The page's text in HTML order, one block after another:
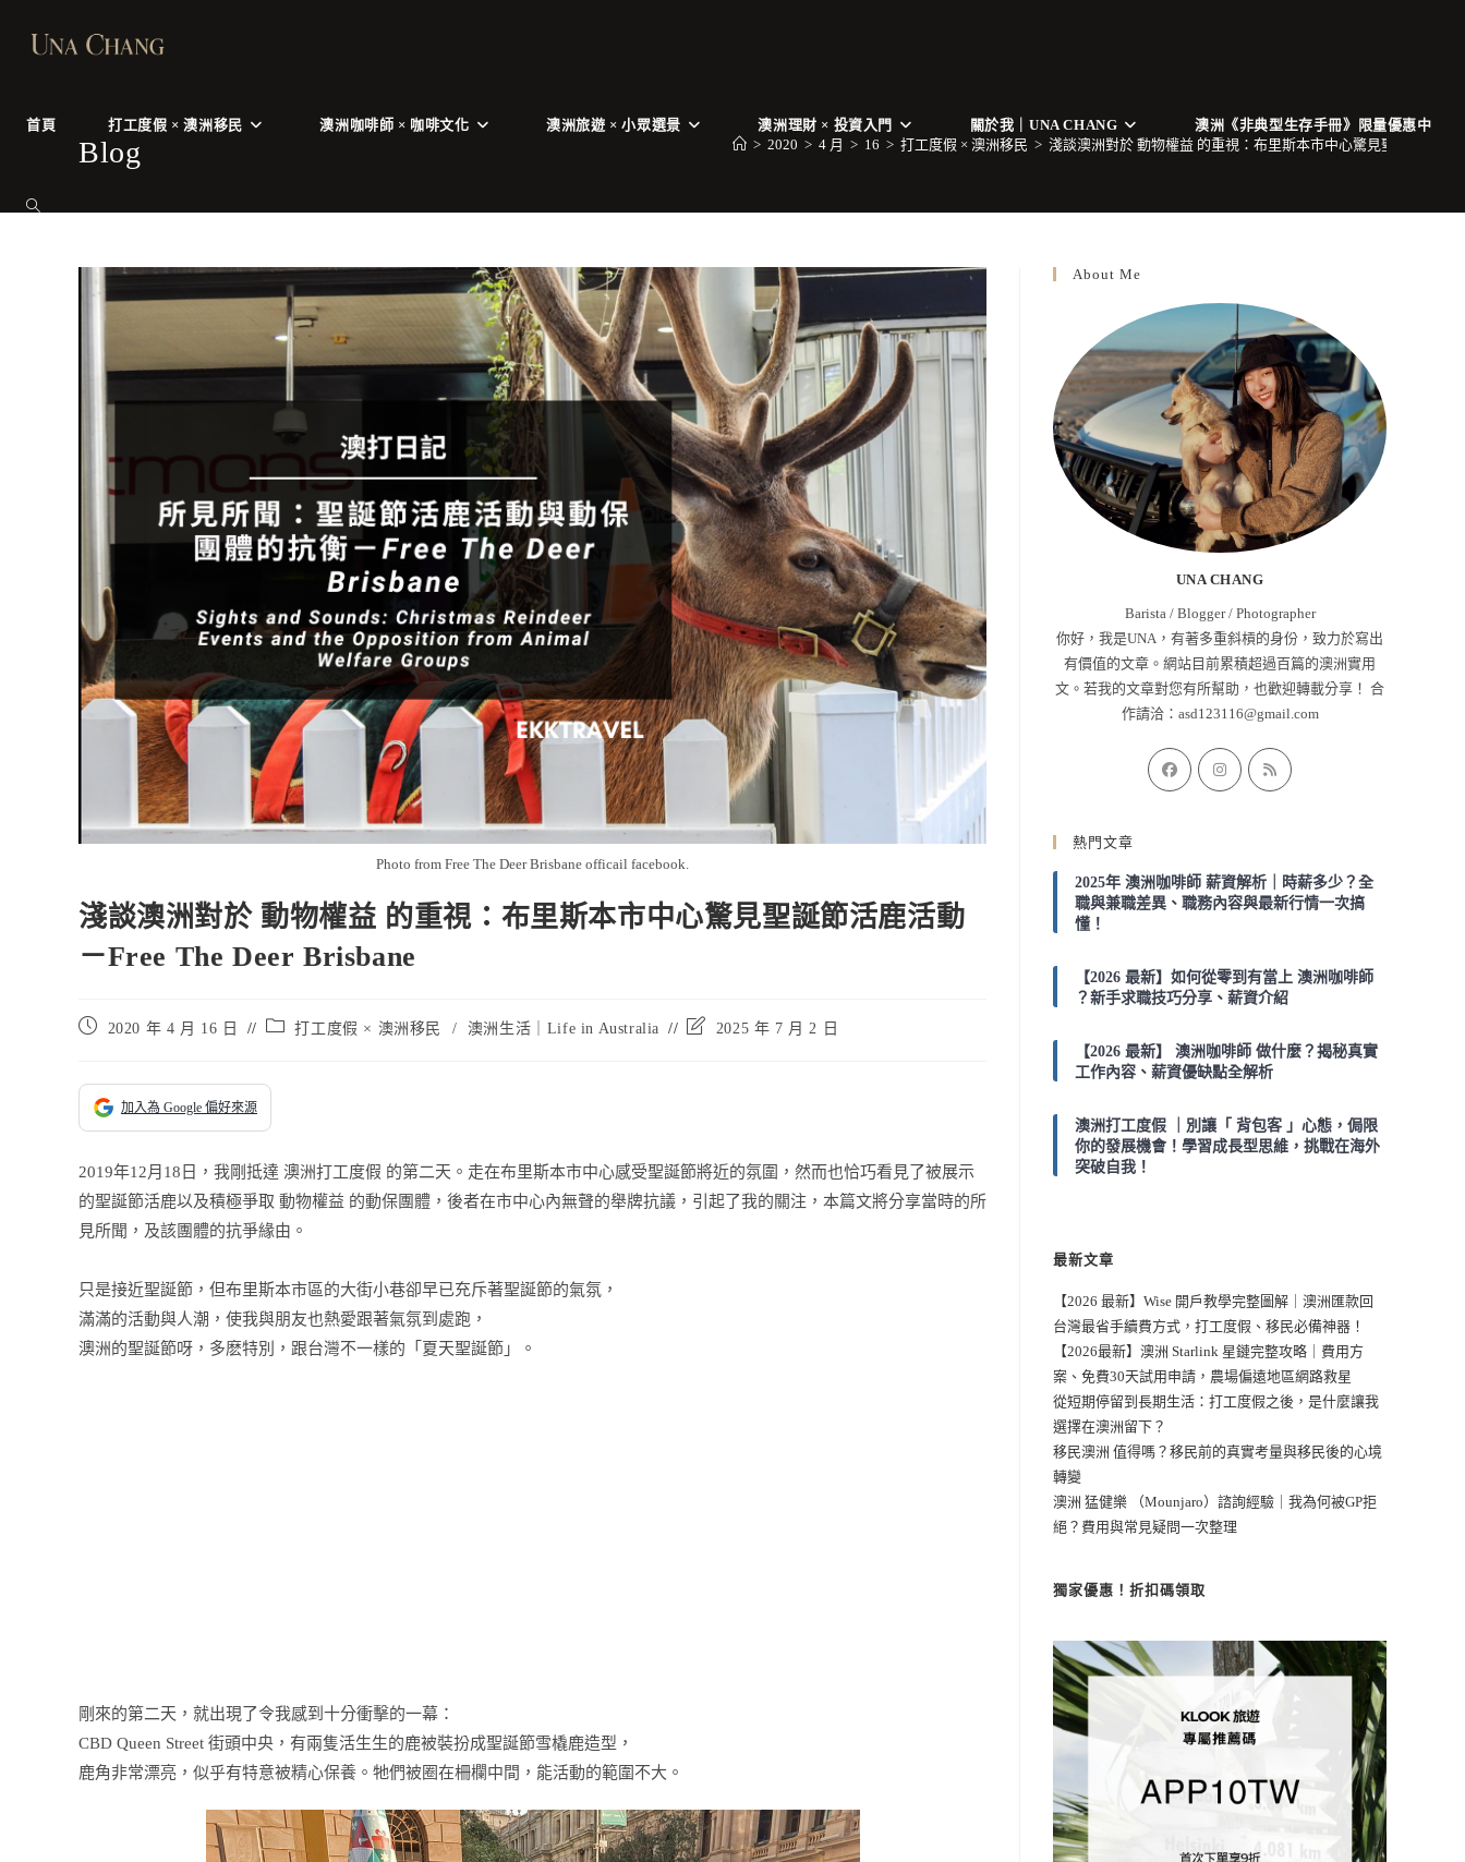
首頁 打工度假 × 澳洲移民 澳洲咖啡師 × 咖啡文化 澳洲旅遊 × 小眾選景 澳洲理財 × 投資入門 關於我｜UNA CHANG 澳洲《非典型生存手冊》限量優惠中
TOGGLE
Blog > 2020 > 4 月 > 16 > 打工度假 × 澳洲移民 > 淺談澳洲對於 動物權益 的重視：布里斯本市中心驚見聖誕節活鹿活
Photo from Free The Deer Brisbane officail facebook.
淺談澳洲對於 動物權益 的重視：布里斯本市中心驚見聖誕節活鹿活動
－Free The Deer Brisbane
Post
2020 年 4 月 16 日
Post 打工度假 × 澳洲移民 / 澳洲生活｜Life in Australia
Post
2025 年 7 月 2 日
加入為 Google 偏好來源
2019年12月18日，我剛抵達 澳洲打工度假 的第二天。走在布里斯本市中心感受聖誕節將近的氛圍，然而也恰巧看見了被展示
的聖誕節活鹿以及積極爭取 動物權益 的動保團體，後者在市中心內無聲的舉牌抗議，引起了我的關注，本篇文將分享當時的所
見所聞，及該團體的抗爭緣由。
只是接近聖誕節，但布里斯本市區的大街小巷卻早已充斥著聖誕節的氣氛，
滿滿的活動與人潮，使我與朋友也熱愛跟著氣氛到處跑，
澳洲的聖誕節呀，多麽特別，跟台灣不一樣的「夏天聖誕節」。
剛來的第二天，就出現了令我感到十分衝擊的一幕：
CBD Queen Street 街頭中央，有兩隻活生生的鹿被裝扮成聖誕節雪橇鹿造型，
鹿角非常漂亮，似乎有特意被精心保養。牠們被圈在柵欄中間，能活動的範圍不大。
About Me
UNA CHANG
Barista / Blogger / Photographer
你好，我是UNA，有著多重斜槓的身份，致力於寫出
有價值的文章。網站目前累積超過百篇的澳洲實用
文。若我的文章對您有所幫助，也歡迎轉載分享！ 合
作請洽： asd123116@gmail.com
Opens
in
Opens
in
熱門文章
2025年 澳洲咖啡師 薪資解析｜時薪多少？全
職與兼職差異、職務內容與最新行情一次搞
懂！
【2026 最新】如何從零到有當上 澳洲咖啡師
？新手求職技巧分享、薪資介紹
【2026 最新】 澳洲咖啡師 做什麼？揭秘真實
工作內容、薪資優缺點全解析
澳洲打工度假 ｜別讓「 背包客 」心態，侷限
你的發展機會！學習成長型思維，挑戰在海外
突破自我！
最新文章
【2026 最新】Wise 開戶教學完整圖解｜澳洲匯款回
台灣最省手續費方式，打工度假、移民必備神器！
【2026最新】澳洲 Starlink 星鏈完整攻略｜費用方
案、免費30天試用申請，農場偏遠地區網路救星
從短期停留到長期生活：打工度假之後，是什麼讓我
選擇在澳洲留下？
移民澳洲 值得嗎？移民前的真實考量與移民後的心境
轉變
澳洲 猛健樂 （Mounjaro）諮詢經驗｜我為何被GP拒
絕？費用與常見疑問一次整理
獨家優惠！折扣碼領取